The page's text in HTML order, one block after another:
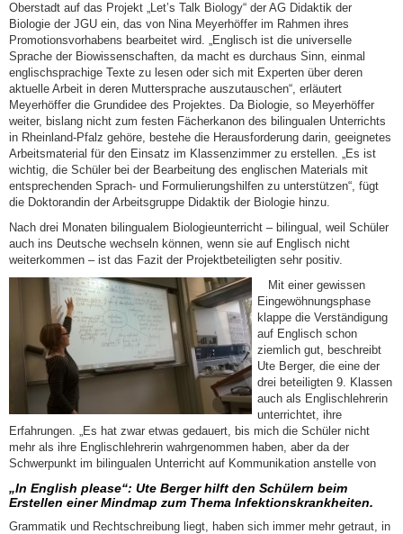
Oberstadt auf das Projekt „Let’s Talk Biology“ der AG Didaktik der
Biologie der JGU ein, das von Nina Meyerhöffer im Rahmen ihres
Promotionsvorhabens bearbeitet wird. „Englisch ist die universelle
Sprache der Biowissenschaften, da macht es durchaus Sinn, einmal
englischsprachige Texte zu lesen oder sich mit Experten über deren
aktuelle Arbeit in deren Muttersprache auszutauschen“, erläutert
Meyerhöffer die Grundidee des Projektes. Da Biologie, so Meyerhöffer
weiter, bislang nicht zum festen Fächerkanon des bilingualen Unterrichts
in Rheinland-Pfalz gehöre, bestehe die Herausforderung darin, geeignetes
Arbeitsmaterial für den Einsatz im Klassenzimmer zu erstellen. „Es ist
wichtig, die Schüler bei der Bearbeitung des englischen Materials mit
entsprechenden Sprach- und Formulierungshilfen zu unterstützen“, fügt
die Doktorandin der Arbeitsgruppe Didaktik der Biologie hinzu.
Nach drei Monaten bilingualem Biologieunterricht – bilingual, weil Schüler
auch ins Deutsche wechseln können, wenn sie auf Englisch nicht
weiterkommen – ist das Fazit der Projektbeteiligten sehr positiv.
Mit einer gewissen
Eingewöhnungsphase
klappe die Verständigung
auf Englisch schon
ziemlich gut, beschreibt
Ute Berger, die eine der
drei beteiligten 9. Klassen
auch als Englischlehrerin
unterrichtet, ihre
Erfahrungen. „Es hat zwar etwas gedauert, bis mich die Schüler nicht
mehr als ihre Englischlehrerin wahrgenommen haben, aber da der
Schwerpunkt im bilingualen Unterricht auf Kommunikation anstelle von
„In English please“: Ute Berger hilft den Schülern beim
Erstellen einer Mindmap zum Thema Infektionskrankheiten.
Grammatik und Rechtschreibung liegt, haben sich immer mehr getraut, in